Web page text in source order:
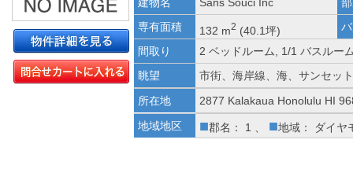
専有面積
132 m2 (40.1坪)
間取り
2 ベッドルーム, 1/1 バスルー
眺望
市街、海岸線、海、サンセット
所在地
2877 Kalakaua Honolulu HI
地域地区
■郡名： 1 、 ■地域： ダイヤ